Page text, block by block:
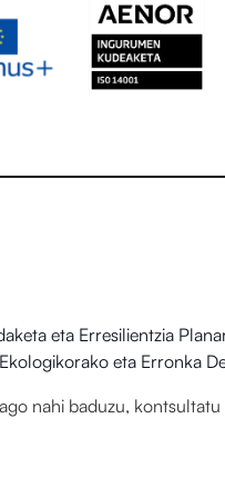
eta Erresilientzia
eta Erronka
nahi baduzu,